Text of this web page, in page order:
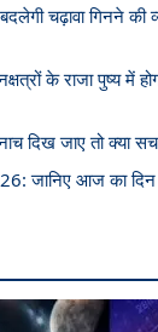
चढ़ावा गिनने की
के राजा पुष्य में
दिख जाए तो क्या
जानिए आज का